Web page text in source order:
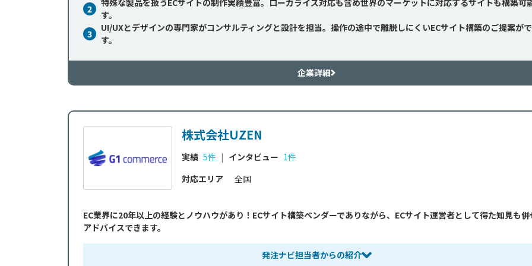
2
特殊な製品を扱うECサイトの制作実績豊富。ローカライズ対応も含め世界のマーケットに対応するサイトも構築可
す。
3
UI/UXとデザインの専門家がコンサルティングと設計を担当。操作の途中で離脱しにくいECサイト構築のご提案が
す。
企業詳細
株式会社UZEN
実績 5件 | インタビュー 1件
対応エリア
全国
EC業界に20年以上の経験とノウハウがあり！ECサイト構築ベンダーでありながら、ECサイト運営者として得た知見も併
アドバイスできます。
発注ナビ担当者からの紹介